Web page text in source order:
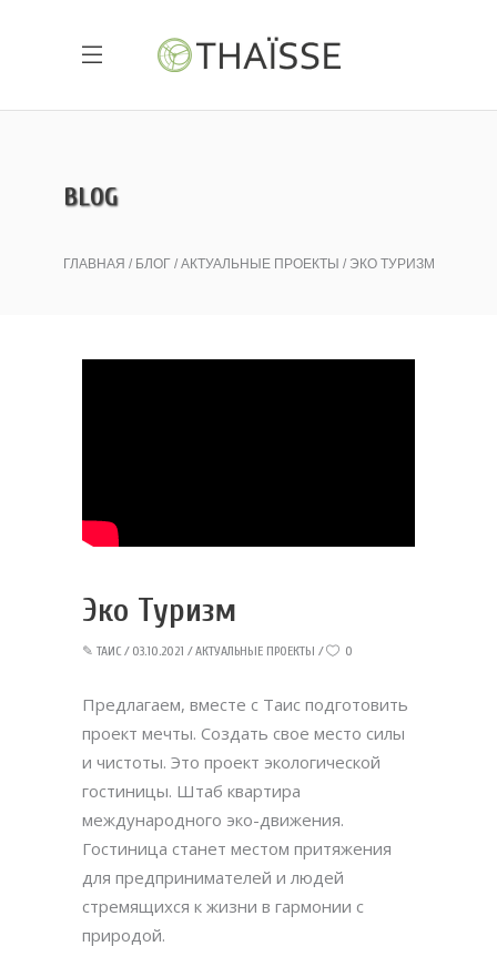
BLOG
ГЛАВНАЯ БЛОГ АКТУАЛЬНЫЕ ПРОЕКТЫ ЭКО ТУРИЗМ
Эко Туризм
✎ ТАИС 03.10.2021 АКТУАЛЬНЫЕ ПРОЕКТЫ 0
Предлагаем, вместе с Таис подготовить
проект мечты. Создать свое место силы
и чистоты. Это проект экологической
гостиницы. Штаб квартира
международного эко-движения.
Гостиница станет местом притяжения
для предпринимателей и людей
стремящихся к жизни в гармонии с
природой.